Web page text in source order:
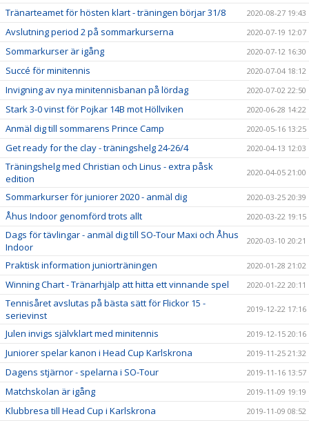
Tränarteamet för hösten klart - träningen börjar 31/8 2020-08-27 19:43
Avslutning period 2 på sommarkurserna 2020-07-19 12:07
Sommarkurser är igång 2020-07-12 16:30
Succé för minitennis 2020-07-04 18:12
Invigning av nya minitennisbanan på lördag 2020-07-02 22:50
Stark 3-0 vinst för Pojkar 14B mot Höllviken 2020-06-28 14:22
Anmäl dig till sommarens Prince Camp 2020-05-16 13:25
Get ready for the clay - träningshelg 24-26/4 2020-04-13 12:03
Träningshelg med Christian och Linus - extra påsk
edition
2020-04-05 21:00
Sommarkurser för juniorer 2020 - anmäl dig 2020-03-25 20:39
Åhus Indoor genomförd trots allt 2020-03-22 19:15
Dags för tävlingar - anmäl dig till SO-Tour Maxi och Åhus
Indoor
2020-03-10 20:21
Praktisk information juniorträningen 2020-01-28 21:02
Winning Chart - Tränarhjälp att hitta ett vinnande spel 2020-01-22 20:11
Tennisåret avslutas på bästa sätt för Flickor 15 -
serievinst
2019-12-22 17:16
Julen invigs självklart med minitennis 2019-12-15 20:16
Juniorer spelar kanon i Head Cup Karlskrona 2019-11-25 21:32
Dagens stjärnor - spelarna i SO-Tour 2019-11-16 13:57
Matchskolan är igång 2019-11-09 19:19
Klubbresa till Head Cup i Karlskrona 2019-11-09 08:52